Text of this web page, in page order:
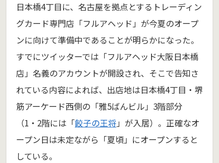
日本橋4丁目に、名古屋を拠点とするトレーディン
グカード専門店「フルアヘッド」が今夏のオープ
ンに向けて準備中であることが明らかになった。
すでにツイッターでは「フルアヘッド大阪日本橋
店」名義のアカウントが開設され、そこで告知さ
れている内容によれば、出店地は日本橋4丁目・堺
筋アーケード西側の「雅5ばんビル」3階部分
（1・2階には「餃子の王将」が入居）。正確なオ
ープン日は未定ながら「夏頃」にオープンすると
している。